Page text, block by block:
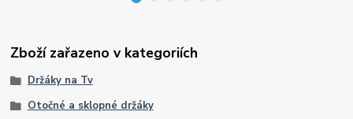
Zboží zařazeno v kategoriích
Držáky na Tv
Otočné a sklopné držáky